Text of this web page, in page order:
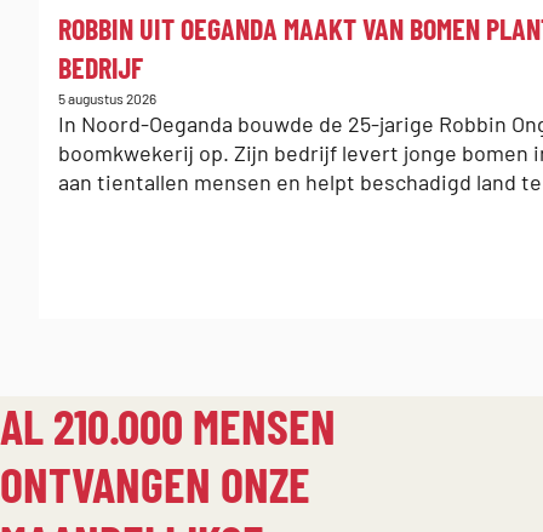
:
ROBBIN UIT OEGANDA MAAKT VAN BOMEN
BEDRIJF
Gepubliceerd
op:
5 augustus 2026
In Noord-Oeganda bouwde de 25-jarige Robbin
boomkwekerij op. Zijn bedrijf levert jonge bomen
aan tientallen mensen en helpt beschadigd land
AL 210.000 MENSEN
ONTVANGEN ONZE